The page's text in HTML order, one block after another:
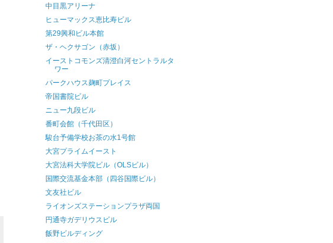
中目黒アリーナ
ヒューマックス恵比寿ビル
第29興和ビル本館
ザ・ヘクサゴン（赤坂）
イーストコモンズ清澄白河セントラルタ
ワー
パークハウス麹町プレイス
帝国書院ビル
ニュー九段ビル
番町会館（千代田区）
駿台予備学校お茶の水1号館
大宮プライムイースト
大宮法科大学院ビル（OLSビル）
国際交流基金本部（四谷国際ビル）
文友社ビル
ライオンズステーションプラザ両国
円通寺ガデリウスビル
飯野ビルディング